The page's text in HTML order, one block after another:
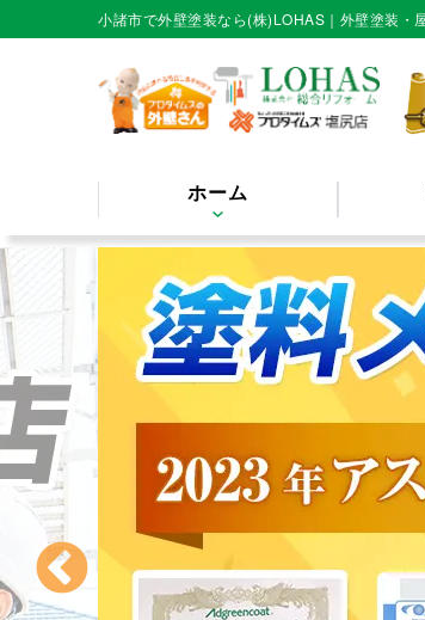
小諸市で外壁塗装なら(株)LOHAS｜外壁塗装・
ホーム